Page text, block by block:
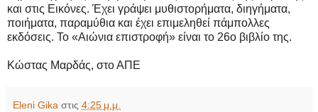
και στις Εικόνες. Έχει γράψει μυθιστορήματα, διηγήματα,
ποιήματα, παραμύθια και έχει επιμεληθεί πάμπολλες
εκδόσεις. Το «Αιώνια επιστροφή» είναι το 26ο βιβλίο της.
Κώστας Μαρδάς, στο ΑΠΕ
Eleni Gika στις 4:25 μ.μ.